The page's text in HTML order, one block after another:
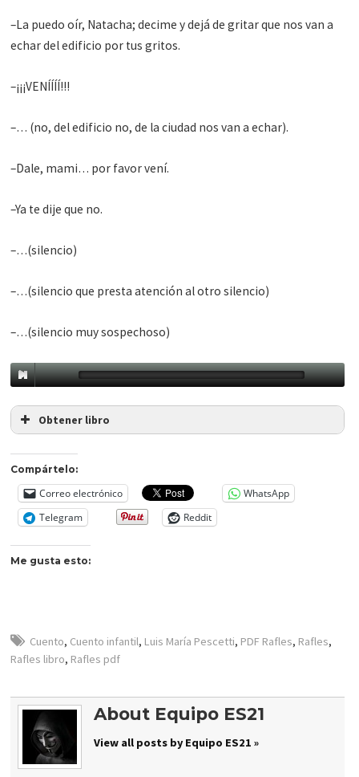
–La puedo oír, Natacha; decime y dejá de gritar que nos van a
echar del edificio por tus gritos.
–¡¡¡VENÍÍÍÍ!!!
–… (no, del edificio no, de la ciudad nos van a echar).
–Dale, mami… por favor vení.
–Ya te dije que no.
–…(silencio)
–…(silencio que presta atención al otro silencio)
–…(silencio muy sospechoso)
Obtener libro
Compártelo:
Correo electrónico
WhatsApp
Telegram
Reddit
Me gusta esto:
Cuento, Cuento infantil, Luis María Pescetti, PDF Rafles, Rafles,
Rafles libro, Rafles pdf
About Equipo ES21
View all posts by Equipo ES21 »